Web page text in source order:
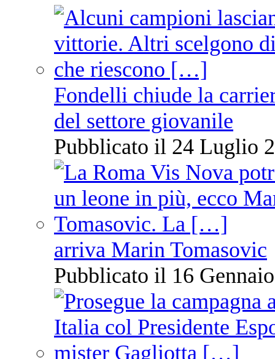
Fondelli chiude la
del settore giovanile
Pubblicato il 24 Luglio
arriva Marin Tomasovic
Pubblicato il 16